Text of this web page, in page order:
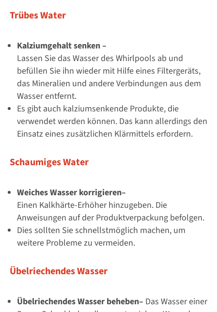
Trübes Water
Kalziumgehalt senken –
Lassen Sie das Wasser des Whirlpools ab und
befüllen Sie ihn wieder mit Hilfe eines Filtergeräts,
das Mineralien und andere Verbindungen aus dem
Wasser entfernt.
Es gibt auch kalziumsenkende Produkte, die
verwendet werden können. Das kann allerdings den
Einsatz eines zusätzlichen Klärmittels erfordern.
Schaumiges Water
Weiches Wasser korrigieren–
Einen Kalkhärte-Erhöher hinzugeben. Die
Anweisungen auf der Produktverpackung befolgen.
Dies sollten Sie schnellstmöglich machen, um
weitere Probleme zu vermeiden.
Übelriechendes Wasser
Übelriechendes Wasser beheben– Das Wasser einer